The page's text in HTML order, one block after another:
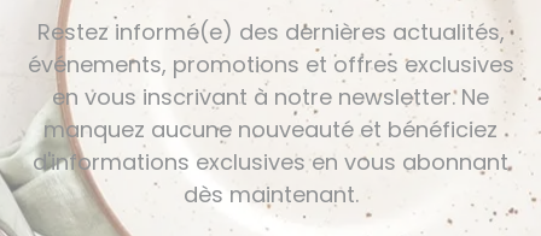
Restez informé(e) des dernières actualités,
événements, promotions et offres exclusives
en vous inscrivant à notre newsletter. Ne
manquez aucune nouveauté et bénéficiez
d'informations exclusives en vous abonnant
dès maintenant.